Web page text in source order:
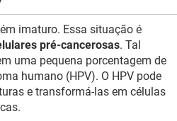
imaturo. Essa situação é
pré-cancerosas. Tal
uma pequena porcentagem de
humano (HPV). O HPV pode
e transformá-las em células